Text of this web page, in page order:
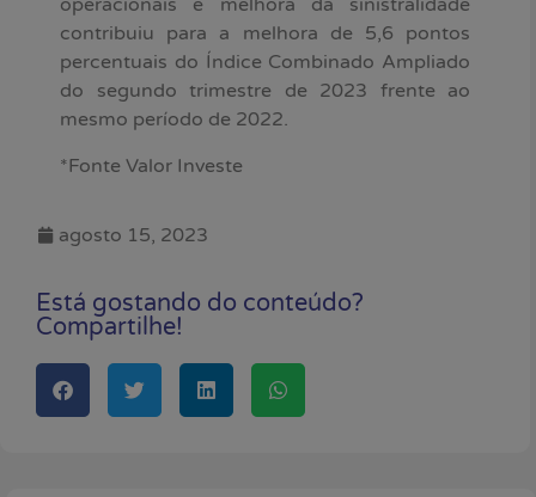
operacionais e melhora da sinistralidade
contribuiu para a melhora de 5,6 pontos
percentuais do Índice Combinado Ampliado
do segundo trimestre de 2023 frente ao
mesmo período de 2022.
*Fonte Valor Investe
agosto 15, 2023
Está gostando do conteúdo?
Compartilhe!